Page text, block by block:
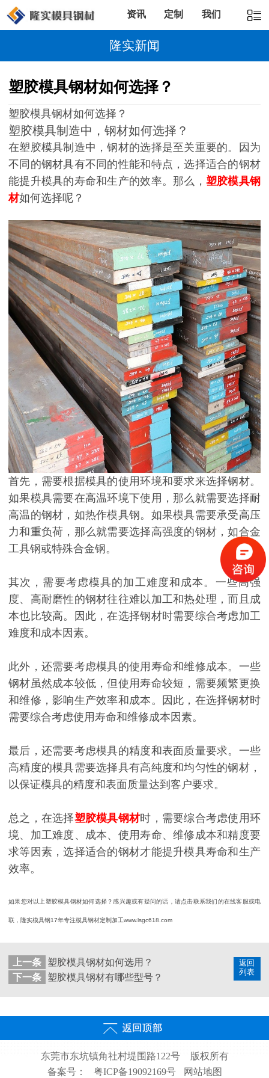
资讯 定制 我们
隆实新闻
塑胶模具钢材如何选择？
塑胶模具钢材如何选择？
塑胶模具制造中，钢材如何选择？
在塑胶模具制造中，钢材的选择是至关重要的。因为
不同的钢材具有不同的性能和特点，选择适合的钢材
能提升模具的寿命和生产的效率。那么， 塑胶模具钢
材如何选择呢？
首先，需要根据模具的使用环境和要求来选择钢材。
如果模具需要在高温环境下使用，那么就需要选择耐
高温的钢材，如热作模具钢。如果模具需要承受高压
力和重负荷，那么就需要选择高强度的钢材，如合金
工具钢或特殊合金钢。
其次，需要考虑模具的加工难度和成本。一些高强
度、高耐磨性的钢材往往难以加工和热处理，而且成
本也比较高。因此，在选择钢材时需要综合考虑加工
难度和成本因素。
此外，还需要考虑模具的使用寿命和维修成本。一些
钢材虽然成本较低，但使用寿命较短，需要频繁更换
和维修，影响生产效率和成本。因此，在选择钢材时
需要综合考虑使用寿命和维修成本因素。
最后，还需要考虑模具的精度和表面质量要求。一些
高精度的模具需要选择具有高纯度和均匀性的钢材，
以保证模具的精度和表面质量达到客户要求。
总之，在选择塑胶模具钢材时，需要综合考虑使用环
境、加工难度、成本、使用寿命、维修成本和精度要
求等因素，选择适合的钢材才能提升模具寿命和生产
效率。
如果您对以上塑胶模具钢材如何选择？感兴趣或有疑问的话，请点击联系我们的在线客服或电
联，隆实模具钢17年专注模具钢材定制加工www.lsgc618.com
返回
列表
上一条
塑胶模具钢材如何选用？
下一条
塑胶模具钢材有哪些型号？
东莞市东坑镇角社村堤围路122号
版权所有
备案号：
粤ICP备19092169号 网站地图